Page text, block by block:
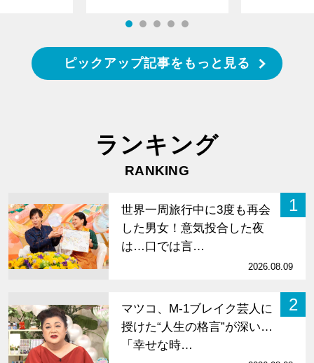
ピックアップ記事をもっと見る
ランキング
RANKING
1
世界一周旅行中に3度も再会
した男女！意気投合した夜
は…口では言…
2026.08.09
2
マツコ、M-1ブレイク芸人に
授けた“人生の格言”が深い…
「幸せな時…